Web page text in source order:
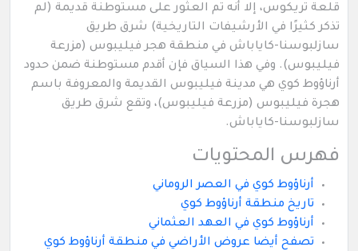
قلعة تريكوس، إلا أنه تم العثور على مستوطنة قديمة (لم
تذكر كثيرًا في الأرشيفات التاريخية) شرق طريق
سازلبوسنا-كاياباش في منطقة هجر فيليبوس (مزرعة
فيليبوس). وفي هذا السياق فإن أقدم مستوطنة ضمن حدود
أرناؤوط كوي هي مدينة فيليبوس القديمة والمعروفة باسم
هجرة فيليبوس (مزرعة فيليبوس)، وتقع شرق طريق
سازلبوسنا-كاياباش.
فهرس المحتويات
أرناؤوط كوي في العصر الروماني
تاريخ منطقة أرناؤوط كوي
أرناؤوط كوي في العهد العثماني
تصفح أيضا عروض الأراضي في منطقة أرناؤوط كوي